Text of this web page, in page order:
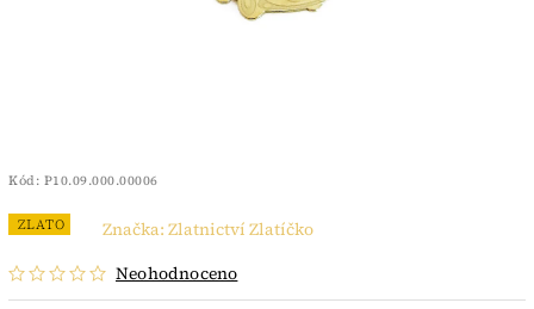
Kód: P10.09.000.00006
ZLATO
Neohodnoceno
Značka: Zlatnictví Zlatíčko